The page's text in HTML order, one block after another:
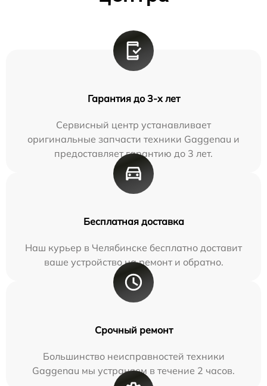
Гарантия до 3-х лет
Сервисный центр устанавливает
оригинальные запчасти техники Gaggenau и
предоставляет гарантию до 3 лет.
Бесплатная доставка
Наш курьер в Челябинске бесплатно доставит
ваше устройство на ремонт и обратно.
Срочный ремонт
Большинство неисправностей техники
Gaggenau мы устраняем в течение 2 часов.